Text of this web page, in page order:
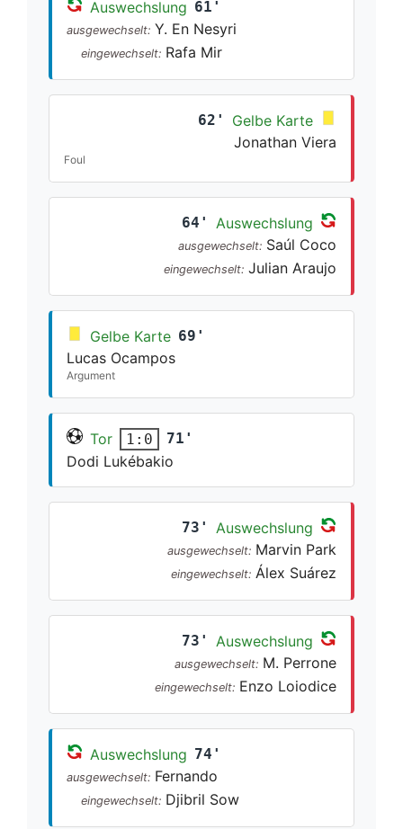
Auswechslung 61'
ausgewechselt: Y. En Nesyri
eingewechselt: Rafa Mir
62'
Gelbe Karte
Jonathan Viera
Foul
64' Auswechslung
ausgewechselt: Saúl Coco
eingewechselt: Julian Araujo
Gelbe Karte 69'
Lucas Ocampos
Argument
Tor 1:0 71'
Dodi Lukébakio
73' Auswechslung
ausgewechselt: Marvin Park
eingewechselt: Álex Suárez
73' Auswechslung
ausgewechselt: M. Perrone
eingewechselt: Enzo Loiodice
Auswechslung 74'
ausgewechselt: Fernando
eingewechselt: Djibril Sow